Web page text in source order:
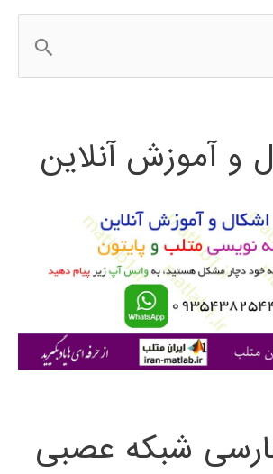
و آموزش آنلاین
شبکه عصبی